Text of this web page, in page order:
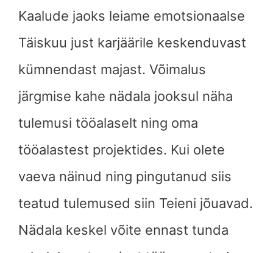
Kaalude jaoks leiame emotsionaalse
Täiskuu just karjäärile keskenduvast
kümnendast majast. Võimalus
järgmise kahe nädala jooksul näha
tulemusi tööalaselt ning oma
tööalastest projektides. Kui olete
vaeva näinud ning pingutanud siis
teatud tulemused siin Teieni jõuavad.
Nädala keskel võite ennast tunda